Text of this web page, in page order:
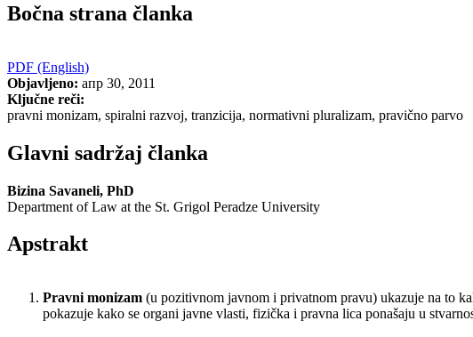
Bočna strana članka
PDF (English)
Objavljeno: апр 30, 2011
Ključne reči:
pravni monizam, spiralni razvoj, tranzicija, normativni pluralizam, pravično parvo
Glavni sadržaj članka
Bizina Savaneli, PhD
Department of Law at the St. Grigol Peradze University
Apstrakt
Pravni monizam (u pozitivnom javnom i privatnom pravu) ukazuje na to
pokazuje kako se organi javne vlasti, fizička i pravna lica ponašaju u